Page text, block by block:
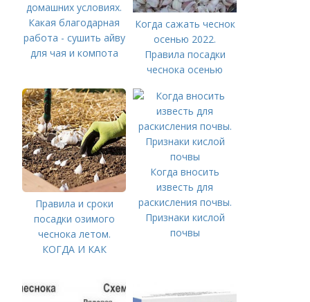
домашних условиях.
Какая благодарная
работа - сушить айву
для чая и компота
Когда сажать чеснок
осенью 2022.
Правила посадки
чеснока осенью
Правила и сроки
посадки озимого
чеснока летом.
КОГДА И КАК
ЧЕСНОК
Когда вносить
известь для
раскисления почвы.
Признаки кислой
почвы